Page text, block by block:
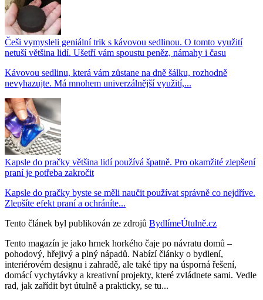
Češi vymysleli geniální trik s kávovou sedlinou. O tomto využití
netuší většina lidí. Ušetří vám spoustu peněz, námahy i času
Kávovou sedlinu, která vám zůstane na dně šálku, rozhodně
nevyhazujte. Má mnohem univerzálnější využití,...
Kapsle do pračky většina lidí používá špatně. Pro okamžité zlepšení
praní je potřeba zakročit
Kapsle do pračky byste se měli naučit používat správně co nejdříve.
Zlepšíte efekt praní a ochráníte...
Tento článek byl publikován ze zdrojů BydlímeÚtulně.cz
Tento magazín je jako hrnek horkého čaje po návratu domů –
pohodový, hřejivý a plný nápadů. Nabízí články o bydlení,
interiérovém designu i zahradě, ale také tipy na úsporná řešení,
domácí vychytávky a kreativní projekty, které zvládnete sami. Vedle
rad, jak zařídit byt útulně a prakticky, se tu...